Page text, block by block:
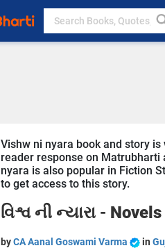
Vishw ni nyara book and story
reader response on
nyara is also popular in Fiction
to get access to this story.
વિશ્વ ની ન્યારા - Novels
byCA Aanal Goswami Varma in